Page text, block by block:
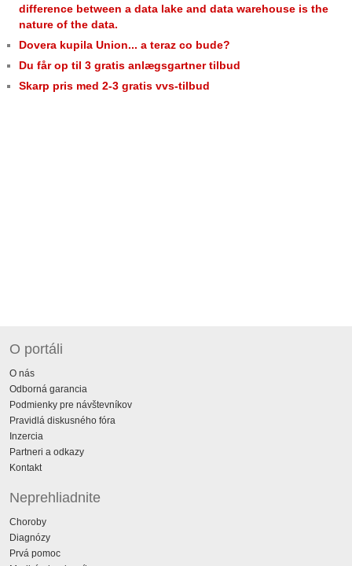
difference between a data lake and data warehouse is the
nature of the data.
Dovera kupila Union... a teraz co bude?
Du får op til 3 gratis anlægsgartner tilbud
Skarp pris med 2-3 gratis vvs-tilbud
O portáli
O nás
Odborná garancia
Podmienky pre návštevníkov
Pravidlá diskusného fóra
Inzercia
Partneri a odkazy
Kontakt
Neprehliadnite
Choroby
Diagnózy
Prvá pomoc